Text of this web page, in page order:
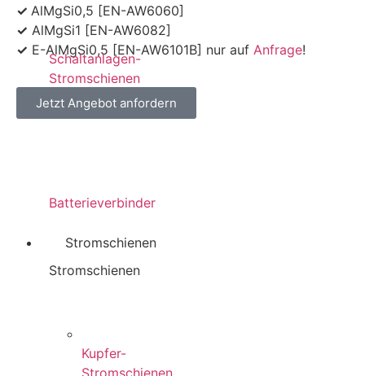
Schaltanlagen-
Stromschienen
Batterieverbinder
Stromschienen
Stromschienen
Kupfer-
✓ AlMgSi0,5 [EN-AW6060]
✓ AlMgSi1 [EN-AW6082]
✓ E-AlMgSi0,5 [EN-AW6101B] nur auf Anfrage!
Jetzt Angebot anfordern